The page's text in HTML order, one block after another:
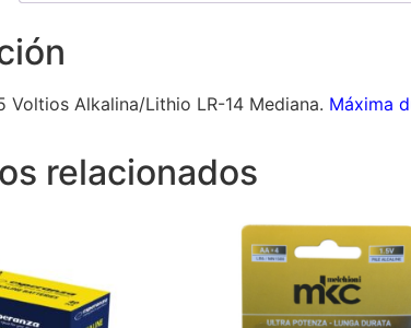
Voltios Alkalina/Lithio LR-14 Mediana. Máxima
relacionados